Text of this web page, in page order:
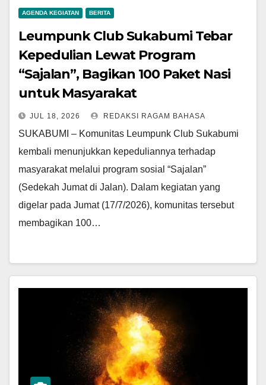
AGENDA KEGIATAN BERITA
Leumpunk Club Sukabumi Tebar
Kepedulian Lewat Program
“Sajalan”, Bagikan 100 Paket Nasi
untuk Masyarakat
JUL 18, 2026 REDAKSI RAGAM BAHASA
SUKABUMI – Komunitas Leumpunk Club Sukabumi
kembali menunjukkan kepeduliannya terhadap
masyarakat melalui program sosial “Sajalan”
(Sedekah Jumat di Jalan). Dalam kegiatan yang
digelar pada Jumat (17/7/2026), komunitas tersebut
membagikan 100…